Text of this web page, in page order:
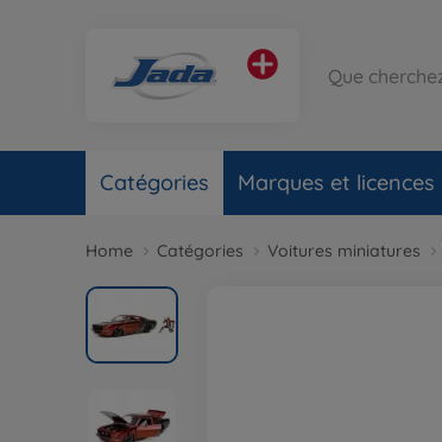
Catégories Marques et licences
Home Catégories Voitures miniatures